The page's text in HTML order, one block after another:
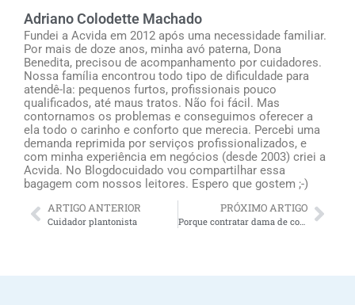
Adriano Colodette Machado
Fundei a Acvida em 2012 após uma necessidade familiar.
Por mais de doze anos, minha avó paterna, Dona
Benedita, precisou de acompanhamento por cuidadores.
Nossa família encontrou todo tipo de dificuldade para
atendê-la: pequenos furtos, profissionais pouco
qualificados, até maus tratos. Não foi fácil. Mas
contornamos os problemas e conseguimos oferecer a
ela todo o carinho e conforto que merecia. Percebi uma
demanda reprimida por serviços profissionalizados, e
com minha experiência em negócios (desde 2003) criei a
Acvida. No Blogdocuidado vou compartilhar essa
bagagem com nossos leitores. Espero que gostem ;-)
ARTIGO ANTERIOR
Cuidador plantonista
PRÓXIMO ARTIGO
Porque contratar dama de companhia para senhoras oferece alívio para os familiares